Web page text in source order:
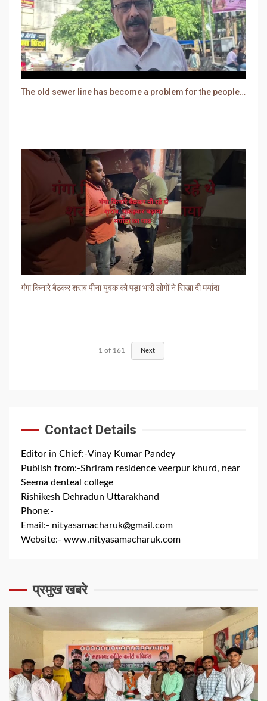
The old sewer line has become a problem for the people. Sewer water is entering people's houses.
गंगा किनारे बैठकर शराब पीना युवक को पड़ा भारी लोगों ने सिखा दी मर्यादा
1 of 161 Next
Contact Details
Editor in Chief:-Vinay Kumar Pandey
Publish from:-Shriram residence veerpur khurd, near
Seema denteal college
Rishikesh Dehradun Uttarakhand
Phone:-
Email:- nityasamacharuk@gmail.com
Website:- www.nityasamacharuk.com
प्रमुख खबरे